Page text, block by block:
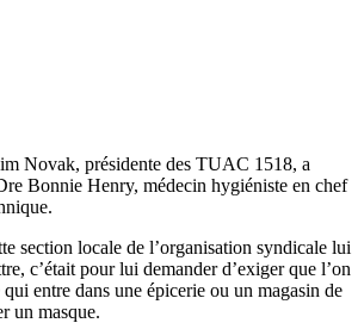
Novak, présidente des TUAC 1518, a
Bonnie Henry, médecin hygiéniste en chef
section locale de l’organisation syndicale lui
c’était pour lui demander d’exiger que l’on
entre dans une épicerie ou un magasin de
un masque.